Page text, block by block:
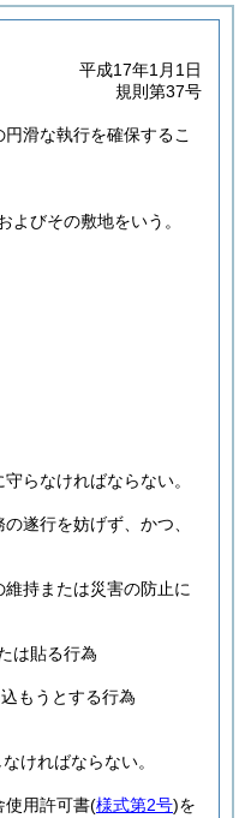
平成17年1月1日
規則第37号
滑な執行を確保するこ
よびその敷地をいう。
らなければならない。
遂行を妨げず、かつ、
持または災害の防止に
は貼る行為
もうとする行為
ければならない。
使用許可書(様式第2号)を